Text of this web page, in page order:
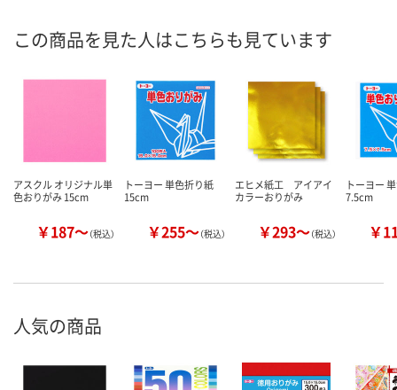
この商品を見た人はこちらも見ています
アスクル オリジナル単
色おりがみ 15cm
￥187～（税込）
トーヨー 単色折り紙
15cm
￥255～（税込）
エヒメ紙工 アイアイ
カラーおりがみ
￥293～（税込）
トーヨー
7.5cm
￥
人気の商品